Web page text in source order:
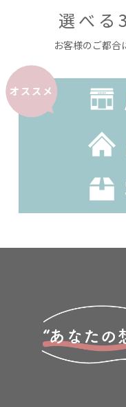
選べる
お客様のご都合
オススメ